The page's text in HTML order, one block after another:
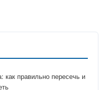
как правильно пересечь и